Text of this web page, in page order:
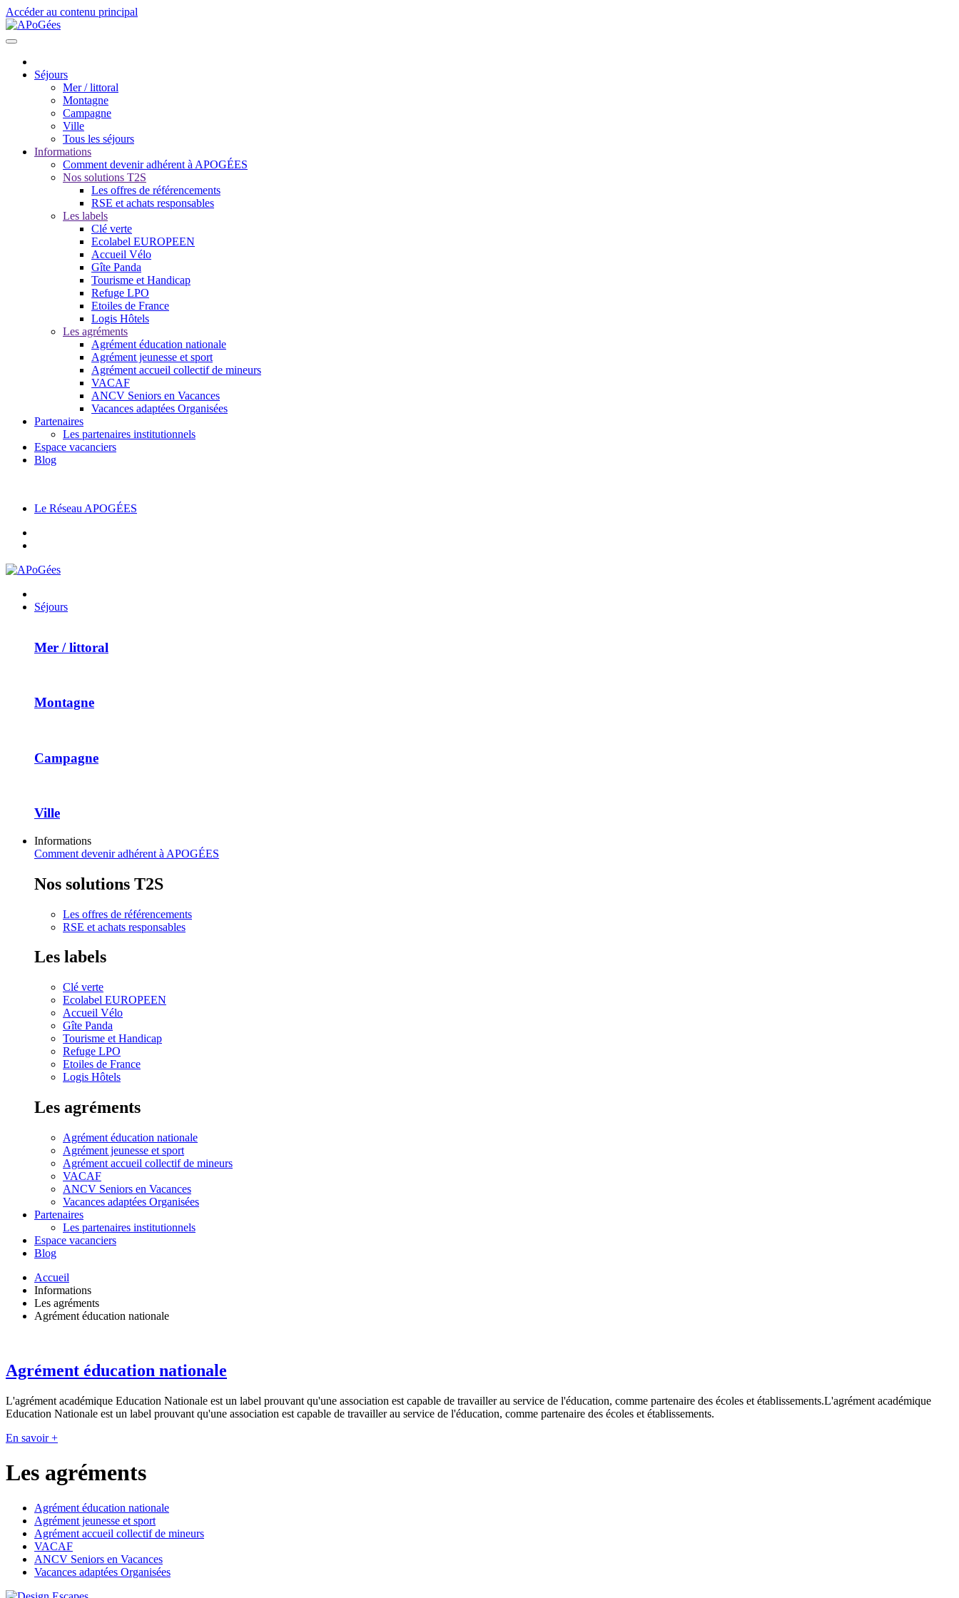
Accéder au contenu principal
Séjours
Mer / littoral
Montagne
Campagne
Ville
Tous les séjours
Informations
Comment devenir adhérent à APOGÉES
Nos solutions T2S
Les offres de référencements
RSE et achats responsables
Les labels
Clé verte
Ecolabel EUROPEEN
Accueil Vélo
Gîte Panda
Tourisme et Handicap
Refuge LPO
Etoiles de France
Logis Hôtels
Les agréments
Agrément éducation nationale
Agrément jeunesse et sport
Agrément accueil collectif de mineurs
VACAF
ANCV Seniors en Vacances
Vacances adaptées Organisées
Partenaires
Les partenaires institutionnels
Espace vacanciers
Blog
Le Réseau APOGÉES
Séjours
Mer / littoral
Montagne
Campagne
Ville
Informations
Comment devenir adhérent à APOGÉES
Nos solutions T2S
Les offres de référencements
RSE et achats responsables
Les labels
Clé verte
Ecolabel EUROPEEN
Accueil Vélo
Gîte Panda
Tourisme et Handicap
Refuge LPO
Etoiles de France
Logis Hôtels
Les agréments
Agrément éducation nationale
Agrément jeunesse et sport
Agrément accueil collectif de mineurs
VACAF
ANCV Seniors en Vacances
Vacances adaptées Organisées
Partenaires
Les partenaires institutionnels
Espace vacanciers
Blog
Accueil
Informations
Les agréments
Agrément éducation nationale
Agrément éducation nationale
L'agrément académique Education Nationale est un label prouvant qu'une association est capable de travailler au service de l'éducation, comme partenaire des écoles et établissements.L'agrément académique
Education Nationale est un label prouvant qu'une association est capable de travailler au service de l'éducation, comme partenaire des écoles et établissements.
En savoir +
Les agréments
Agrément éducation nationale
Agrément jeunesse et sport
Agrément accueil collectif de mineurs
VACAF
ANCV Seniors en Vacances
Vacances adaptées Organisées